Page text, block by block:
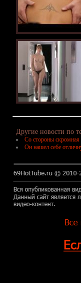
Другие новости по
Со стороны скромная
Он нашел себе